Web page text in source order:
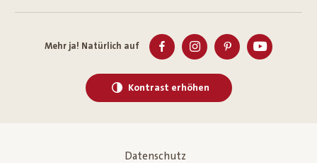
Mehr ja! Natürlich auf
Kontrast erhöhen
Datenschutz